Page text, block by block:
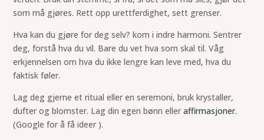
som må gjøres. Rett opp urettferdighet, sett grenser.
Hva kan du gjøre for deg selv? kom i indre harmoni. Sentrer
deg, forstå hva du vil. Bare du vet hva som skal til. Våg
erkjennelsen om hva du ikke lengre kan leve med, hva du
faktisk føler.
Lag deg gjerne et ritual eller en seremoni, bruk krystaller,
dufter og blomster. Lag din egen bønn elleraffirmasjoner.
(Google for å få ideer ).